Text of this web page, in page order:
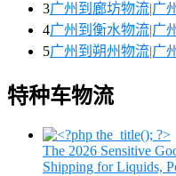
3广州到廊坊物流|广
4广州到衡水物流|广
5广州到朔州物流|广
特种车物流
The 2026 Sensitive
Shipping for Liquids,